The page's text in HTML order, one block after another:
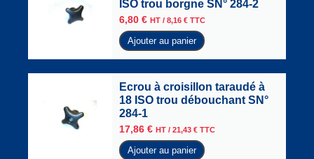
ISO trou borgne SN° 284-2
6,80 € HT / 8,16 € TTC
Ajouter au panier
Ecrou à croisillon taraudé à
18 ISO trou débouchant SN°
284-1
17,86 € HT / 21,43 € TTC
Ajouter au panier